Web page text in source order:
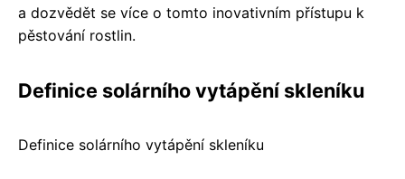
a dozvědět se více o tomto inovativním přístupu k
pěstování rostlin.
Definice solárního vytápění skleníku
Definice solárního vytápění skleníku